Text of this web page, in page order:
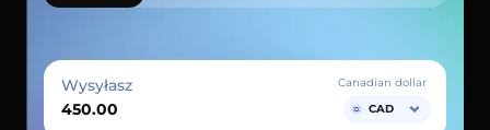
Wysyłasz
Canadian dollar
CAD